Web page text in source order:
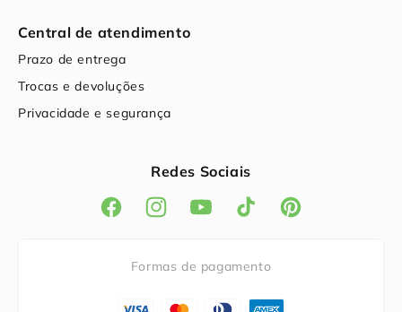
Central de atendimento
Prazo de entrega
Trocas e devoluções
Privacidade e segurança
Redes Sociais
FacebookInstagramYouTubeTikTok Pinterest
Formas de pagamento